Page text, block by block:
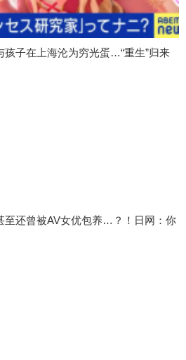
孩子在上海沦为穷光蛋…“重生”归来
至还曾被AV女优包养…？！日网：你